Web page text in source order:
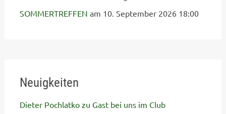
SOMMERTREFFEN am 10. September 2026 18:00
Neuigkeiten
Dieter Pochlatko zu Gast bei uns im Club